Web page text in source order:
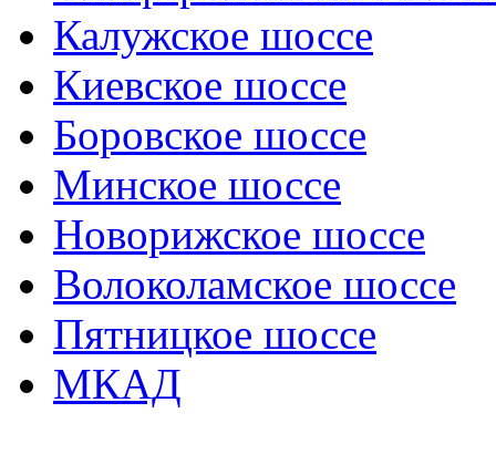
Калужское шоссе
Киевское шоссе
Боровское шоссе
Минское шоссе
Новорижское шоссе
Волоколамское шоссе
Пятницкое шоссе
МКАД